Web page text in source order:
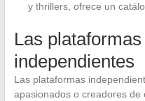
y thrillers, ofrece un
Las
independientes
Las plataformas
apasionados o creadores de